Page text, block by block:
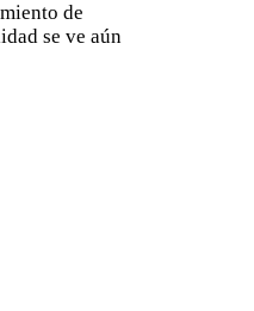
de
se ve aún